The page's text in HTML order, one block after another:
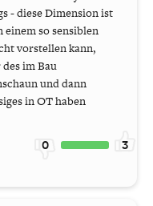
- diese Dimension ist
einem so sensiblen
vorstellen kann,
im Bau
und dann
in OT haben
0 3